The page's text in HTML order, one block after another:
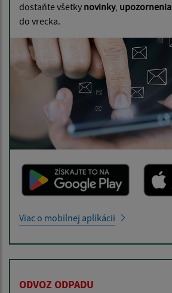
dostaňte všetky novinky, upozornenia
do vrecka.
Viac o mobilnej aplikácii
ODVOZ ODPADU